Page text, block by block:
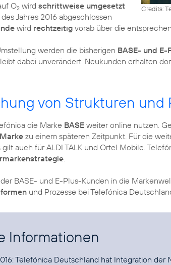
Credits:
O2 wird schrittweise umgesetzt
Jahres 2016 abgeschlossen
wird rechtzeitig vorab über die
werden die bisherigen BASE- und
dabei unverändert. Neukunden erhalten
von Strukturen und
die Marke BASE weiter online nutzen.
zu einem späteren Zeitpunkt. Für die
gilt auch für ALDI TALK und Ortel Mobile.
.
BASE- und E-Plus-Kunden in die
und Prozesse bei Telefónica
Informationen
Telefónica Deutschland hat Integration der